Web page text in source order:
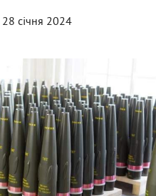
січня 2024